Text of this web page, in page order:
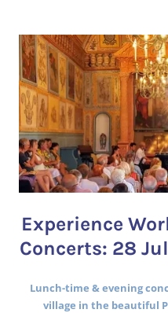
Experience
Concerts: 28
Lunch-time & evening
village in the beautiful